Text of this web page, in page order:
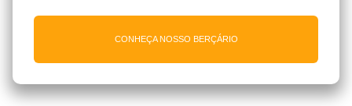
CONHEÇA NOSSO BERÇÁRIO